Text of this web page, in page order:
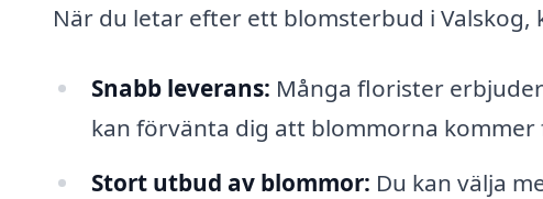
När du letar efter ett blomsterbud i
Snabb leverans: Många florister
kan förvänta dig att blommorna
Stort utbud av blommor: Du kan välja